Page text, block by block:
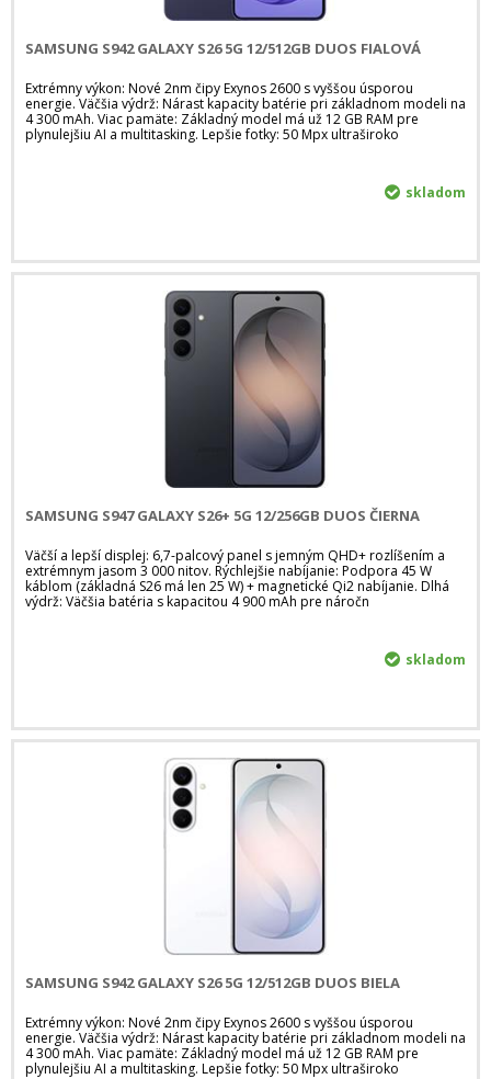
SAMSUNG S942 GALAXY S26 5G 12/512GB DUOS FIALOVÁ
Extrémny výkon: Nové 2nm čipy Exynos 2600 s vyššou úsporou
energie. Väčšia výdrž: Nárast kapacity batérie pri základnom modeli na
4 300 mAh. Viac pamäte: Základný model má už 12 GB RAM pre
plynulejšiu AI a multitasking. Lepšie fotky: 50 Mpx ultraširoko
skladom
SAMSUNG S947 GALAXY S26+ 5G 12/256GB DUOS ČIERNA
Väčší a lepší displej: 6,7-palcový panel s jemným QHD+ rozlíšením a
extrémnym jasom 3 000 nitov. Rýchlejšie nabíjanie: Podpora 45 W
káblom (základná S26 má len 25 W) + magnetické Qi2 nabíjanie. Dlhá
výdrž: Väčšia batéria s kapacitou 4 900 mAh pre náročn
skladom
SAMSUNG S942 GALAXY S26 5G 12/512GB DUOS BIELA
Extrémny výkon: Nové 2nm čipy Exynos 2600 s vyššou úsporou
energie. Väčšia výdrž: Nárast kapacity batérie pri základnom modeli na
4 300 mAh. Viac pamäte: Základný model má už 12 GB RAM pre
plynulejšiu AI a multitasking. Lepšie fotky: 50 Mpx ultraširoko